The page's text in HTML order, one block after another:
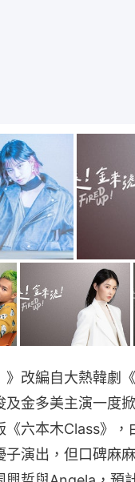
》改編自大熱韓劇
及金多美主演一度
《六本木Class》，
子演出，但口碑麻